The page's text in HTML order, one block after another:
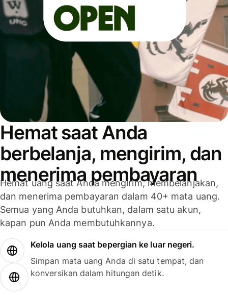
Hemat saat Anda
berbelanja, mengirim, dan
menerima pembayaran
Hemat uang saat Anda mengirim, membelanjakan,
dan menerima pembayaran dalam 40+ mata uang.
Semua yang Anda butuhkan, dalam satu akun,
kapan pun Anda membutuhkannya.
Kelola uang saat bepergian ke luar negeri.
Simpan mata uang Anda di satu tempat, dan
konversikan dalam hitungan detik.